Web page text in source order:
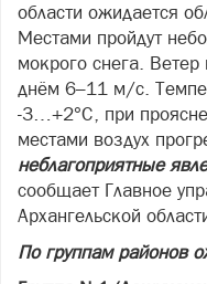
области ожидается
Местами пройдут
мокрого снега.
днём 6–11 м/с.
-3…+2°С, при
местами воздух
неблагоприятные
сообщает Главное
Архангельской
По группам районов